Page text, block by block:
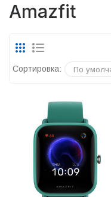
Amazfit
Сортировка: